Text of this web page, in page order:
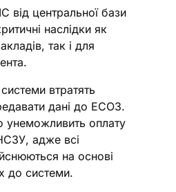
від центральної бази
наслідки як
так і для
втратять
дані до ЕСОЗ.
унеможливить оплату
адже всі
на основі
до системи.